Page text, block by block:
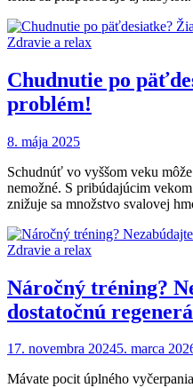
Zdravie a relax
Chudnutie po
problém!
8. mája 2025
Schudnúť vo vyššom veku
nemožné. S pribúdajúcim
znižuje sa množstvo svalovej
Zdravie a relax
Náročný tréning?
dostatočnú
17. novembra 20245. marca
Mávate pocit úplného